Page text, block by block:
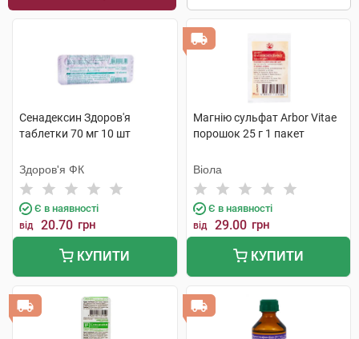
Сенадексин Здоров'я
таблетки 70 мг 10 шт
Здоров'я ФК
Є в наявності
від 20.70 грн
КУПИТИ
Магнію сульфат Arbor Vitae
порошок 25 г 1 пакет
Віола
Є в наявності
від 29.00 грн
КУПИТИ